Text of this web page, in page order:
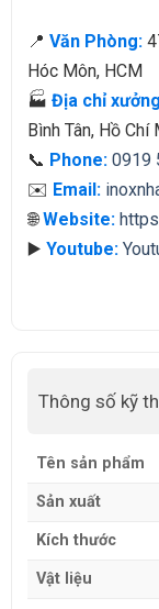
📍 Văn Phòng:
Hóc Môn, HCM
🏭 Địa chỉ
Bình Tân, Hồ Chí
📞 Phone: 0919
✉️ Email:
🌐Website:
▶️ Youtube:
Thông số kỹ
Tên sản phẩm
Sản xuất
Kích thước
Vật liệu